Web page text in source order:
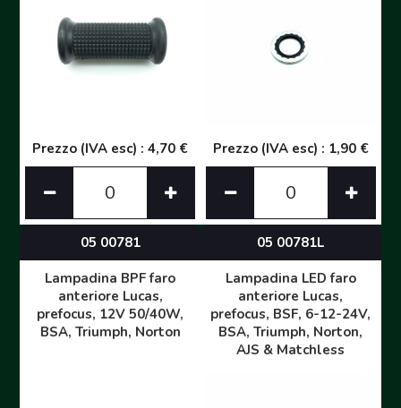
Prezzo (IVA esc) : 4,70 € Prezzo (IVA esc) : 1,90 €
05 00781
Lampadina BPF faro
anteriore Lucas,
prefocus, 12V 50/40W,
BSA, Triumph, Norton
05 00781L
Lampadina LED faro
anteriore Lucas,
prefocus, BSF, 6-12-24V,
BSA, Triumph, Norton,
AJS & Matchless